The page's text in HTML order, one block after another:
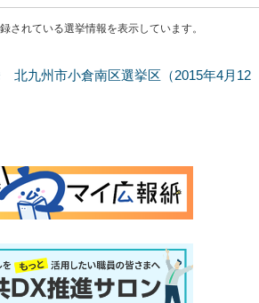
されている選挙情報を表示しています。
北九州市小倉南区選挙区（2015年4月12